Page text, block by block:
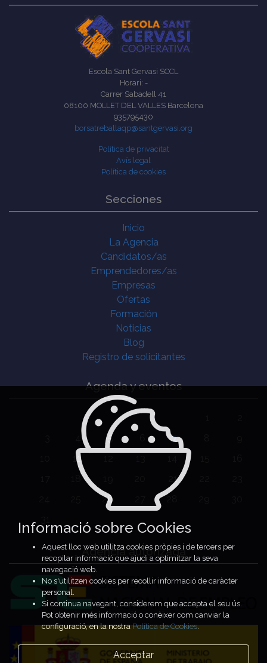
Escola Sant Gervasi SCCL
Horari: -
Carrer Sabadell 41
08100 MOLLET DEL VALLES Barcelona
935795430
borsatreballaqp@santgervasi.org
Política de privacitat
Avís legal
Política de cookies
Secciones
Inicio
La Agencia
Candidatos/as
Emprendedores/as
Empresas
Ofertas
Formación
Noticias
Blog
Registro de solicitantes
Agenda y eventos
5 7
11
21
26 28
Agencia autorizada
Informació sobre Cookies
Aquest lloc web utilitza cookies pròpies i de tercers per
recopilar informació que ajudi a optimitzar la seva
navegació web.
No s'utilitzen cookies per recollir informació de caràcter
personal.
Si continua navegant, considerem que accepta el seu ús.
Pot obtenir més informació o conèixer com canviar la
configuració, en la nostraPolítica de Cookies.
Acceptar